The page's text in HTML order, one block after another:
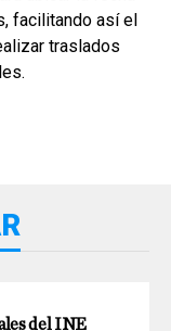
facilitando así el
traslados
del INE